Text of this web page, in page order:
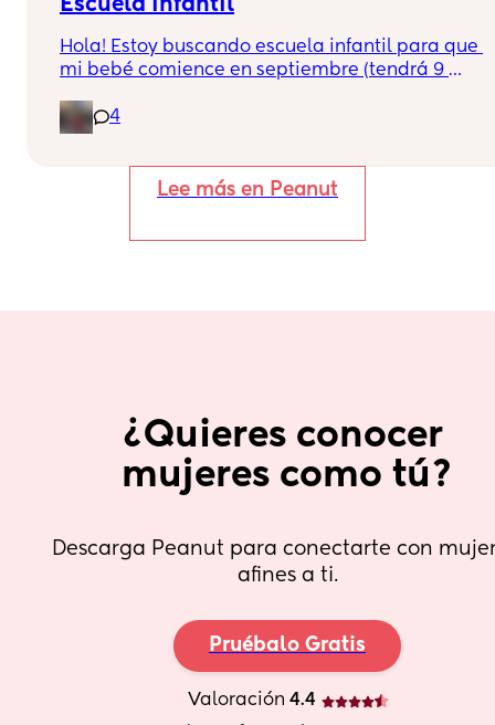
Escuela infantil
Hola! Estoy buscando escuela infantil para que
mi bebé comience en septiembre (tendrá 9
por la zona de de de Antiga Esquerra de
Gracias!
4
Lee más en Peanut
¿Quieres conocer
mujeres como tú?
Descarga Peanut para conectarte con
afines a ti.
Pruébalo Gratis
Valoración 4.4